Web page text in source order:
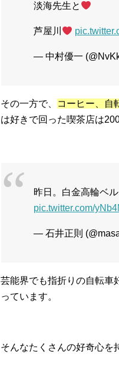
淡海先生と
芦屋川
— 中村優一
その一方で、 コーヒー、自
は好きで回った喫茶店は
昨日。白金高輪ベ
pic.twitter.com/
— 石井正則
芸能界でも指折りの自転車
っています。
そんなたくさんの好奇心を